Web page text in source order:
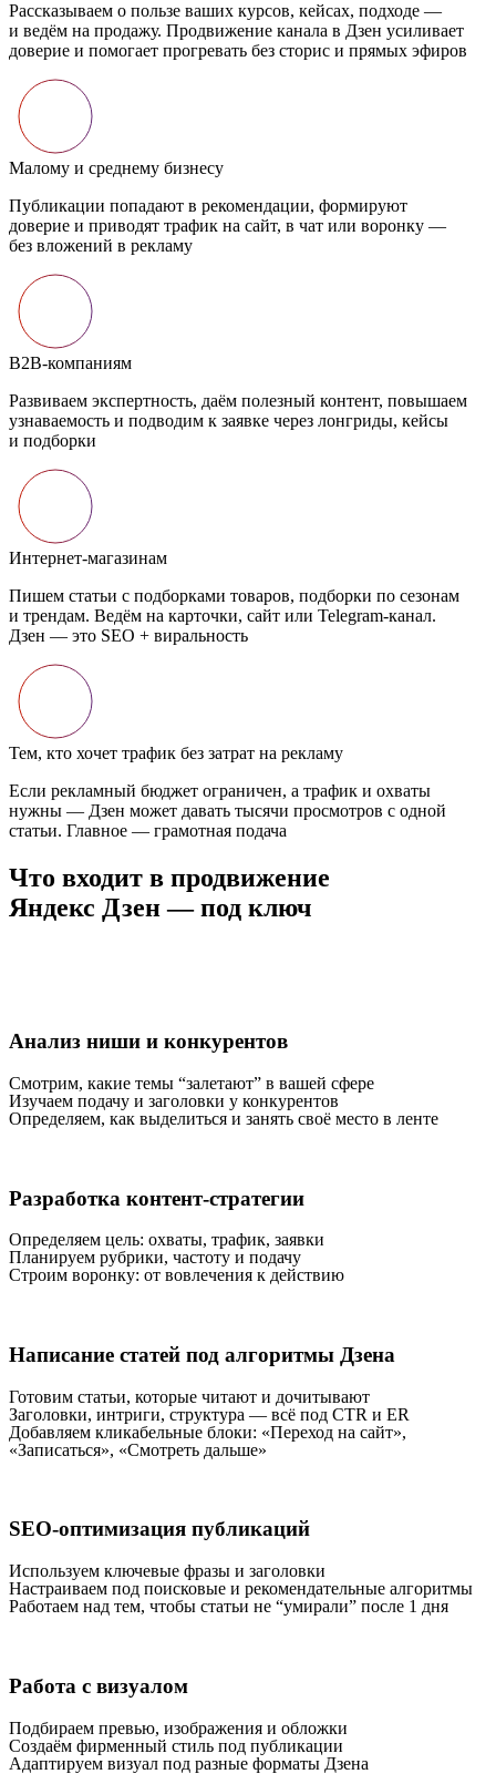
Рассказываем о пользе ваших курсов, кейсах, подходе —
и ведём на продажу. Продвижение канала в Дзен усиливает
доверие и помогает прогревать без сторис и прямых эфиров
Малому и среднему бизнесу
Публикации попадают в рекомендации, формируют
доверие и приводят трафик на сайт, в чат или воронку —
без вложений в рекламу
B2B-компаниям
Развиваем экспертность, даём полезный контент, повышаем
узнаваемость и подводим к заявке через лонгриды, кейсы
и подборки
Интернет-магазинам
Пишем статьи с подборками товаров, подборки по сезонам
и трендам. Ведём на карточки, сайт или Telegram-канал.
Дзен — это SEO + виральность
Тем, кто хочет трафик без затрат на рекламу
Если рекламный бюджет ограничен, а трафик и охваты
нужны — Дзен может давать тысячи просмотров с одной
статьи. Главное — грамотная подача
Что входит в продвижение
Яндекс Дзен— под ключ
Анализ ниши и конкурентов
Смотрим, какие темы “залетают” в вашей сфере
Изучаем подачу и заголовки у конкурентов
Определяем, как выделиться и занять своё место в ленте
Разработка контент-стратегии
Определяем цель: охваты, трафик, заявки
Планируем рубрики, частоту и подачу
Строим воронку: от вовлечения к действию
Написание статей под алгоритмы Дзена
Готовим статьи, которые читают и дочитывают
Заголовки, интриги, структура — всё под CTR и ER
Добавляем кликабельные блоки: «Переход на сайт»,
«Записаться», «Смотреть дальше»
SEO-оптимизация публикаций
Используем ключевые фразы и заголовки
Настраиваем под поисковые и рекомендательные алгоритмы
Работаем над тем, чтобы статьи не “умирали” после 1 дня
Работа с визуалом
Подбираем превью, изображения и обложки
Создаём фирменный стиль под публикации
Адаптируем визуал под разные форматы Дзена